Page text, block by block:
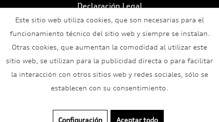
Declaración Legal
Este sitio web utiliza cookies, que son necesarias para el
funcionamiento técnico del sitio web y siempre se instalan.
Otras cookies, que aumentan la comodidad al utilizar este
sitio web, se utilizan para la publicidad directa o para facilitar
la interacción con otros sitios web y redes sociales, sólo se
establecen con su consentimiento.
Configuración Aceptar todo